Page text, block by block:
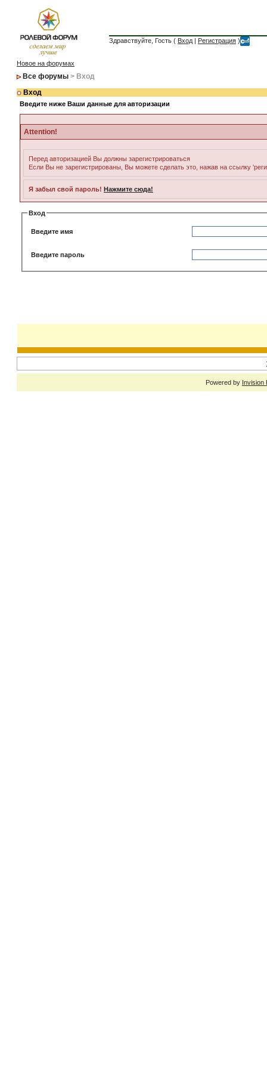
Здравствуйте, Гость ( Вход | Регистрация )
Новое на форумах
Все форумы > Вход
Вход
Введите ниже Ваши данные для авторизации
Attention!
Перед авторизацией Вы должны зарегистрироваться
Если Вы не зарегистрированы, Вы можете сделать это, нажав на ссылку
Я забыл свой пароль! Нажмите сюда!
Вход
Введите имя
Введите пароль
Powered by Invision